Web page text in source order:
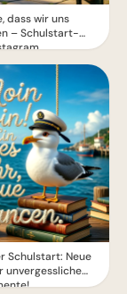
dass wir uns
– Schulstart-
Schulstart: Neue
unvergessliche